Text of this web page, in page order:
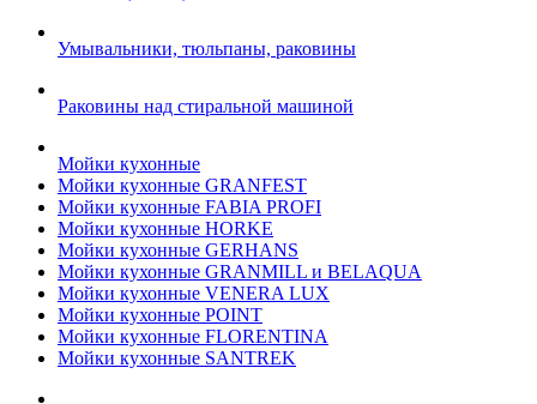
Умывальники, тюльпаны, раковины
Раковины над стиральной машиной
Мойки кухонные
Мойки кухонные GRANFEST
Мойки кухонные FABIA PROFI
Мойки кухонные HORKE
Мойки кухонные GERHANS
Мойки кухонные GRANMILL и BELAQUA
Мойки кухонные VENERA LUX
Мойки кухонные POINT
Мойки кухонные FLORENTINA
Мойки кухонные SANTREK